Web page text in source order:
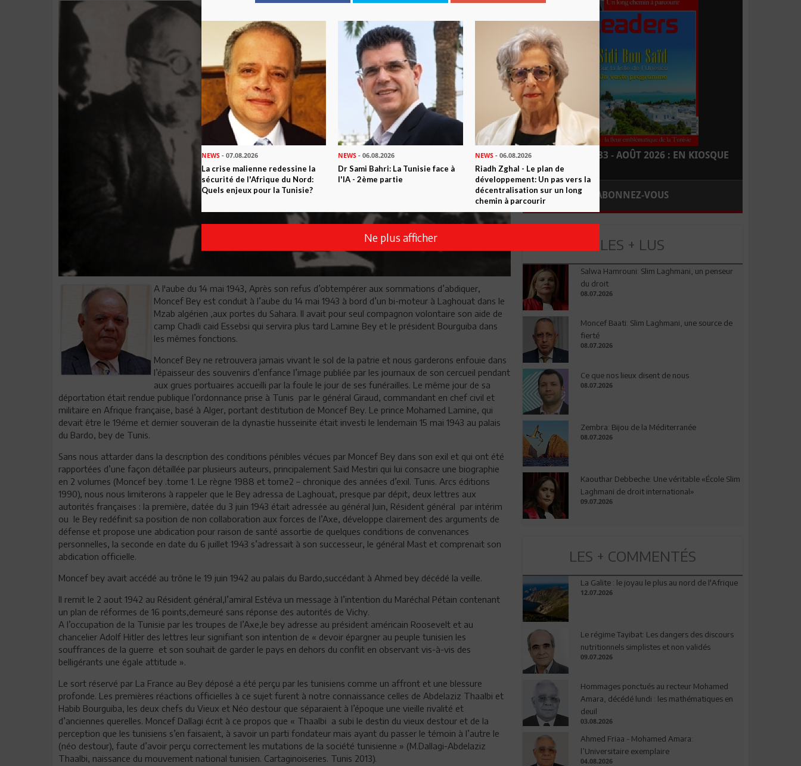
A l'aube du 14 mai 1943, Après son refus d’obtempérer aux sommations d’abdiquer,
Moncef Bey est conduit à l’aube du 14 mai 1943 à bord d’un bi-moteur à Laghouat dans le
Mzab algérien ,aux portes du Sahara. Il avait pour seul compagnon volontaire son aide de
camp Chadli caid Essebsi qui servira plus tard Lamine Bey et le président Bourguiba dans
les mêmes fonctions.
Moncef Bey ne retrouvera jamais vivant le sol de la patrie et nous garderons enfouie dans
l’épaisseur des souvenirs d’enfance l’image publiée par les journaux de son cercueil pendant
aux grues portuaires accueilli par la foule le jour de ses funérailles. Le même jour de sa
déportation était rendue publique l’ordonnance prise à Tunis par le général Giraud, commandant en chef civil et
militaire en Afrique française, basé à Alger, portant destitution de Moncef Bey. Le prince Mohamed Lamine, qui
devait être le 19éme et dernier souverain de la dynastie husseinite était investi le lendemain 15 mai 1943 au palais
du Bardo, bey de Tunis.
Sans nous attarder dans la description des conditions pénibles vécues par Moncef Bey dans son exil et qui ont été
rapportées d’une façon détaillée par plusieurs auteurs, principalement Saïd Mestiri qui lui consacre une biographie
en 2 volumes (Moncef bey .tome 1. Le règne 1988 et tome2 – chronique des années d’exil. Tunis. Arcs éditions
1990), nous nous limiterons à rappeler que le Bey adressa de Laghouat, presque par dépit, deux lettres aux
autorités françaises : la première, datée du 3 juin 1943 était adressée au général Juin, Résident général par intérim
ou le Bey redéfinit sa position de non collaboration aux forces de l’Axe, développe clairement des arguments de
défense et propose une abdication pour raison de santé assortie de quelques conditions de convenances
personnelles, la seconde en date du 6 juillet 1943 s’adressait à son successeur, le général Mast et comprenait son
abdication officielle.
Moncef bey avait accédé au trône le 19 juin 1942 au palais du Bardo,succédant à Ahmed bey décédé la veille.
Il remit le 2 aout 1942 au Résident général,l’amiral Estéva un message à l’intention du Maréchal Pétain contenant
un plan de réformes de 16 points,demeuré sans réponse des autorités de Vichy.
A l’occupation de la Tunisie par les troupes de l’Axe,le bey adresse au président américain Roosevelt et au
chancelier Adolf Hitler des lettres leur signifiant son intention de « devoir épargner au peuple tunisien les
souffrances de la guerre et son souhait de garder le pays en dehors du conflit en observant vis-à-vis des
belligérants une égale attitude ».
Le sort réservé par La France au Bey déposé a été perçu par les tunisiens comme un affront et une blessure
profonde. Les premières réactions officielles à ce sujet furent à notre connaissance celles de Abdelaziz Thaalbi et
Habib Bourguiba, les deux chefs du Vieux et Néo destour que séparaient à l’époque une vieille rivalité et
d’anciennes querelles. Moncef Dallagi écrit à ce propos que « Thaalbi a subi le destin du vieux destour et de la
perception que les tunisiens s’en faisaient, à savoir un parti fondateur mais ayant du passer le témoin à l’autre le
(néo destour), faute d’avoir perçu correctement les mutations de la société tunisienne » (M.Dallagi-Abdelaziz
Thaalbi, naissance du mouvement national tunisien. Cartaginoiseries. Tunis 2013).
LEADERS N° 183 - AOÛT 2026 : EN KIOSQUE
ABONNEZ-VOUS
LES + LUS
Salwa Hamrouni: Slim Laghmani, un penseur
du droit
08.07.2026
Moncef Baati: Slim Laghmani, une source de
fierté
08.07.2026
Ce que nos lieux disent de nous
08.07.2026
Zembra: Bijou de la Méditerranée
08.07.2026
Kaouthar Debbeche: Une véritable «École Slim
Laghmani de droit international»
09.07.2026
LES + COMMENTÉS
La Galite : le joyau le plus au nord de l'Afrique
12.07.2026
Le régime Tayibat: Les dangers des discours
nutritionnels simplistes et non validés
09.07.2026
Hommages ponctués au recteur Mohamed
Amara, décédé lundi : les mathématiques en
deuil
03.08.2026
Ahmed Friaa - Mohamed Amara:
l’Universitaire exemplaire
04.08.2026
NEWS - 07.08.2026
La crise malienne redessine la
sécurité de l'Afrique du Nord:
Quels enjeux pour la Tunisie?
NEWS - 06.08.2026
Dr Sami Bahri: La Tunisie face à
l'IA - 2ème partie
NEWS- 06.08.2026
Riadh Zghal - Le plan de
développement: Un pas vers la
décentralisation sur un long
chemin à parcourir
Ne plus afficher